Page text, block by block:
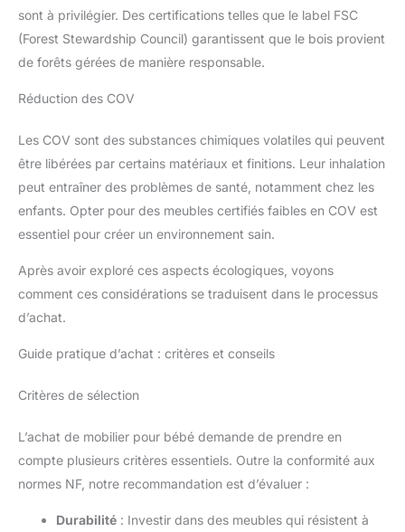
sont à privilégier. Des certifications telles que le label FSC
(Forest Stewardship Council) garantissent que le bois provient
de forêts gérées de manière responsable.
Réduction des COV
Les COV sont des substances chimiques volatiles qui peuvent
être libérées par certains matériaux et finitions. Leur inhalation
peut entraîner des problèmes de santé, notamment chez les
enfants. Opter pour des meubles certifiés faibles en COV est
essentiel pour créer un environnement sain.
Après avoir exploré ces aspects écologiques, voyons
comment ces considérations se traduisent dans le processus
d’achat.
Guide pratique d’achat : critères et conseils
Critères de sélection
L’achat de mobilier pour bébé demande de prendre en
compte plusieurs critères essentiels. Outre la conformité aux
normes NF, notre recommandation est d’évaluer :
Durabilité : Investir dans des meubles qui résistent à